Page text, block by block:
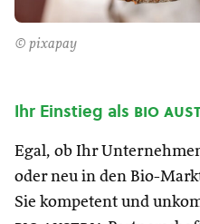
© pixapay
Ihr Einstieg als bio
Egal, ob Ihr
oder neu in den Bio-
Sie kompetent und